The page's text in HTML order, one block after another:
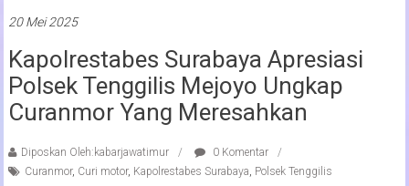
20 Mei 2025
Kapolrestabes Surabaya Apresiasi
Polsek Tenggilis Mejoyo Ungkap
Curanmor Yang Meresahkan
Diposkan Oleh:kabarjawatimur
0 Komentar
Curanmor, Curi motor, Kapolrestabes Surabaya, Polsek Tenggilis